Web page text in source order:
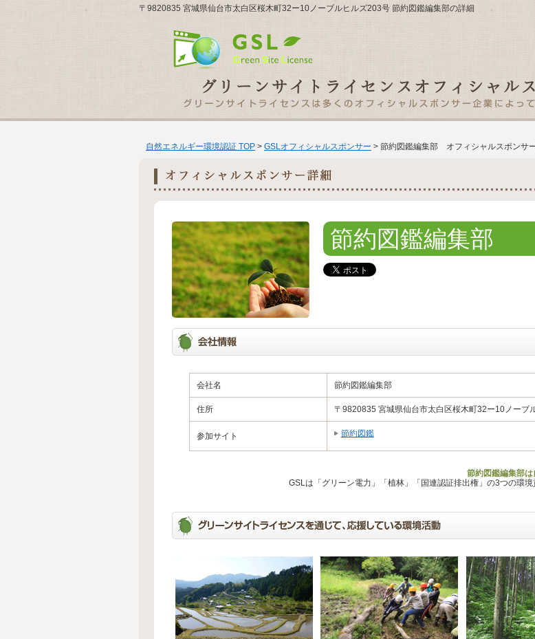
〒9820835 宮城県仙台市太白区桜木町32ー10ノーブルヒルズ203号 節約図鑑編集部の詳細
自然エネルギー環境認証 TOP > GSLオフィシャルスポンサー > 節約図鑑編集部 オフィシャルスポンサ
節約図鑑編集部
会社名 節約図鑑編集部
住所 〒9820835 宮城県仙台市太白区桜木町32ー10ノーブ
参加サイト 節約図鑑
節約図鑑編集部は
GSLは「グリーン電力」「植林」「国連認証排出権」の3つの環